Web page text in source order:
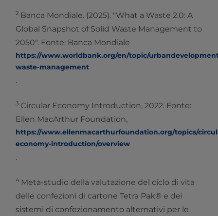
2 Banca Mondiale. (2025). "What a Waste 2.0: A
Global Snapshot of Solid Waste Management to
2050". Fonte: Banca Mondiale
https://www.worldbank.org/en/topic/
waste-management
.
3 Circular Economy Introduction, 2022. Fonte:
Ellen MacArthur Foundation,
https://www.ellenmacarthurfoundation.org/topics/
economy-introduction/overview
.
4 Meta-studio della valutazione del ciclo di vita
delle confezioni di cartone Tetra Pak® e dei
sistemi di confezionamento alternativi per le